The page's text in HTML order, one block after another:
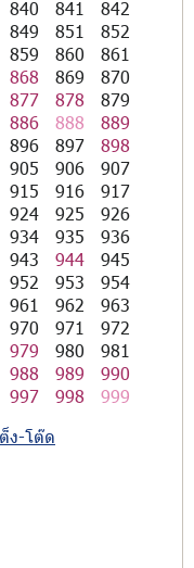
840 841
842
849 851
852
859 860
861
868 869
870
877 878
879
886 888
889
896 897
898
905 906
907
915 916
917
924 925
926
934 935
936
943 944
945
952 953
954
961 962
963
970 971
972
979 980
981
988 989
990
997 998
999
ง-โต๊ด